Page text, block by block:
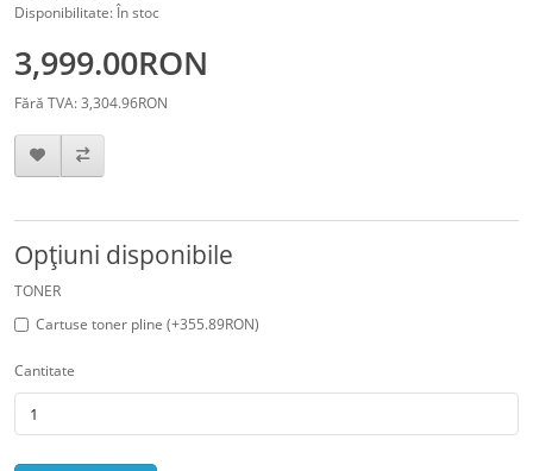
Disponibilitate: În stoc
3,999.00RON
Fără TVA: 3,304.96RON
Opţiuni disponibile
TONER
Cartuse toner pline (+355.89RON)
Cantitate